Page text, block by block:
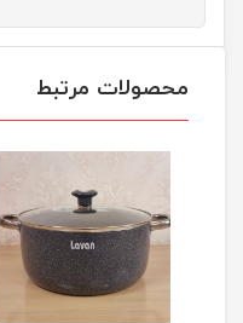
محصولات مرتبط